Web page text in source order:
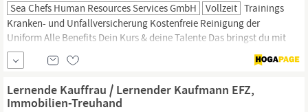
Sea Chefs Human Resources Services GmbH Vollzeit Trainings
Kranken- und Unfallversicherung Kostenfreie Reinigung der
Uniform Alle Benefits Dein Kurs & deine Talente Das bringst du mit
an Bord: Abgeschlossene Ausbildung in der Hotellerie oder im
kaufmännischen Bereich Mehrjährige Erfahrung im
Rechnungswesen/Buchhaltung
Kreuzfahrtschiffes,
Lernende Kauffrau / Lernender Kaufmann EFZ,
Immobilien-Treuhand